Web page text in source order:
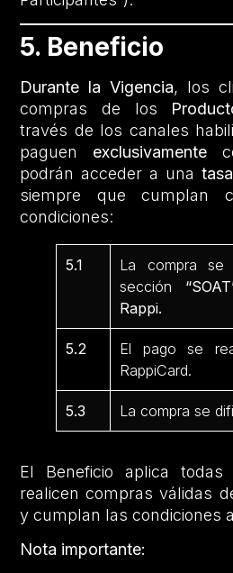
5. Beneficio
Durante la Vigencia, los
compras de los
través de los canales
paguen exclusivamente
podrán acceder a una
siempre que cumplan
condiciones:
5.1
La compra
sección
Rappi.
5.2 El pago se
RappiCard.
5.3 La compra se
El Beneficio aplica
realicen compras válidas
y cumplan las condiciones
Nota importante: